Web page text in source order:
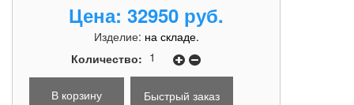
Цена: 32950 руб.
Изделие: на складе.
Количество:
Быстрый заказ